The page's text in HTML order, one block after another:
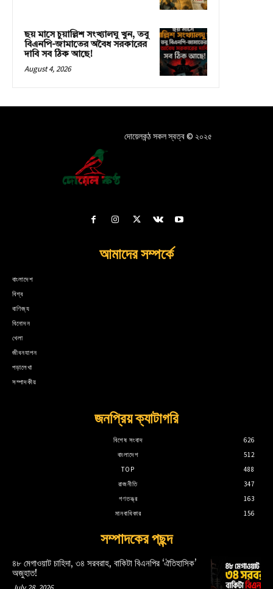
ছয় মাসে চুয়াল্লিশ সংখ্যালঘু খুন, তবু
বিএনপি-জামাতের অবৈধ সরকারের
দাবি সব ঠিক আছে!
August 4, 2026
দোয়েলকন্ঠ সকল স্বত্ব © ২০২৫
আমাদের সম্পর্কে
বাংলাদেশ
বিশ্ব
বাণিজ্য
বিনোদন
খেলা
জীবনযাপন
পড়ালেখা
সম্পাদকীয়
জনপ্রিয় ক্যাটাগরি
বিশেষ সংবাদ
626
বাংলাদেশ
512
TOP
488
রাজনীতি
347
গণতন্ত্র
163
মানবাধিকার
156
সম্পাদকের পছন্দ
৪৮ মেগাওয়াট চাহিদা, ৩৪ সরবরাহ, বাকিটা বিএনপির ‘ঐতিহাসিক’
অজুহাত!